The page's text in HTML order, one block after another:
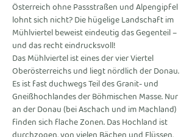
Österreich ohne Passstraßen und Alpengipfel
lohnt sich nicht? Die hügelige Landschaft im
Mühlviertel beweist eindeutig das Gegenteil –
und das recht eindrucksvoll!
Das Mühlviertel ist eines der vier Viertel
Oberösterreichs und liegt nördlich der Donau.
Es ist fast duchwegs Teil des Granit- und
Gneißhochlandes der Böhmischen Masse. Nur
an der Donau (bei Aschach und im Machland)
finden sich flache Zonen. Das Hochland ist